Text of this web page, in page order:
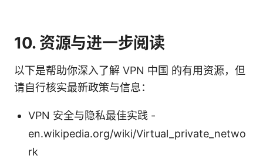
10. 资源与进一步阅读
以下是帮助你深入了解 VPN 中国 的有用资源，但
请自行核实最新政策与信息：
VPN 安全与隐私最佳实践 -
en.wikipedia.org/wiki/Virtual_private_netwo
rk